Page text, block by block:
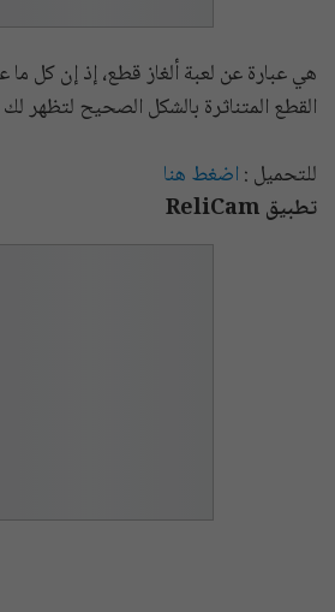
هي عبارة عن لعبة ألغاز قطع، إذ إن كل
القطع المتناثرة بالشكل الصحيح لتظهر لك
للتحميل : اضغط هنا
تطبيق ReliCam